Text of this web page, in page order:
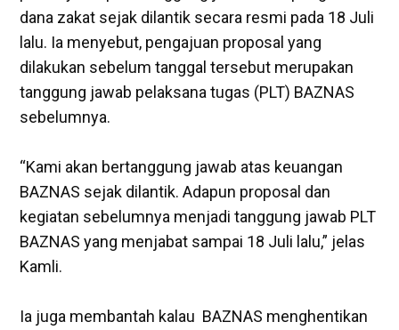
dana zakat sejak dilantik secara resmi pada 18 Juli
lalu. Ia menyebut, pengajuan proposal yang
dilakukan sebelum tanggal tersebut merupakan
tanggung jawab pelaksana tugas (PLT) BAZNAS
sebelumnya.
“Kami akan bertanggung jawab atas keuangan
BAZNAS sejak dilantik. Adapun proposal dan
kegiatan sebelumnya menjadi tanggung jawab PLT
BAZNAS yang menjabat sampai 18 Juli lalu,” jelas
Kamli.
‎Ia juga membantah kalau BAZNAS menghentikan